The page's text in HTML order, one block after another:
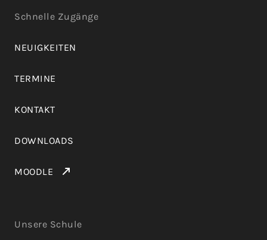
Schnelle Zugänge
NEUIGKEITEN
TERMINE
KONTAKT
DOWNLOADS
MOODLE
Unsere Schule